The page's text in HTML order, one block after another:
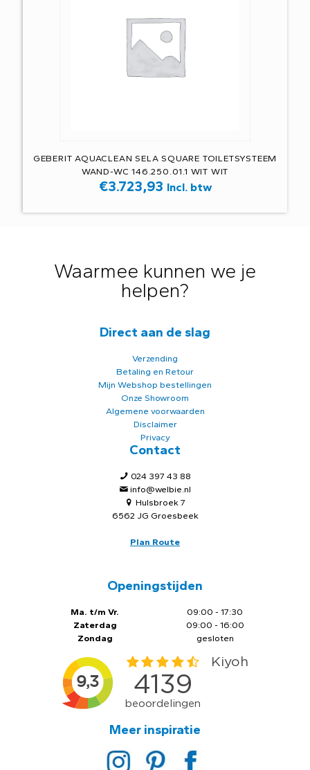
GEBERIT AQUACLEAN SELA SQUARE TOILETSYSTEEM
WAND-WC 146.250.01.1 WIT WIT
€3.723,93 Incl. btw
Waarmee kunnen we je
helpen?
Direct aan de slag
Verzending
Betaling en Retour
Mijn Webshop bestellingen
Onze Showroom
Algemene voorwaarden
Disclaimer
Privacy
Contact
024 397 43 88
info@welbie.nl
Hulsbroek 7
6562 JG Groesbeek
Plan Route
Openingstijden
Ma. t/m Vr.
Zaterdag
Zondag
09:00 - 17:30
09:00 - 16:00
gesloten
Meer inspiratie